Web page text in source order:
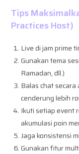
Tips
Practices Host)
Live di jam prime
Gunakan tema
Ramadan, dll.)
Balas chat
cenderung lebih
Ikuti setiap event
akumulasi poin
Jaga konsistensi
Gunakan fitur